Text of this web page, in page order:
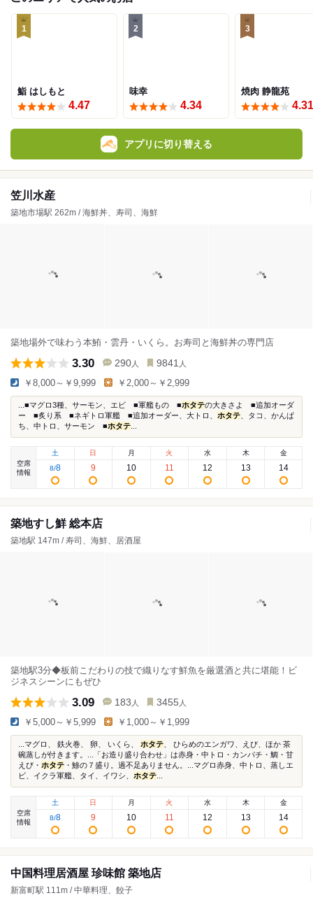
1
鮨 はしもと
4.47
2
味幸
4.34
3
焼肉 静龍苑
4.31
アプリに切り替える
笠川水産
築地市場駅 262m / 海鮮丼、寿司、海鮮
築地場外で味わう本鮪・雲丹・いくら。お寿司と海鮮丼の専門店
3.30 290 人 9841 人
￥8,000～￥9,999 ￥2,000～￥2,999
...■マグロ3種、サーモン、エビ ■軍艦もの ■ホタテの大きさよ ■追加オーダ
ー ■炙り系 ■ネギトロ軍艦 ■追加オーダー、大トロ、 ホタテ 、タコ、かんぱ
ち、中トロ、サーモン ■ホタテ
空席
情報
土
8/8
日
9
月
10
火
11
水
12
木
13
金
14
築地すし鮮 総本店
築地駅 147m / 寿司、海鮮、居酒屋
築地駅3分◆板前こだわりの技で織りなす鮮魚を厳選酒と共に堪能！ビ
ジネスシーンにもぜひ
3.09 183 人 3455 人
￥5,000～￥5,999 ￥1,000～￥1,999
...マグロ、 鉄火巻、 卵、 いくら、 ホタテ 、 ひらめのエンガワ、えび、ほか 茶
碗蒸しが付きます。...「お造り盛り合わせ」は赤身・中トロ・カンパチ・鯛・甘
えび・ ホタテ ・鯵の７盛り。過不足ありません。...マグロ赤身、中トロ、蒸しエ
ビ、イクラ軍艦、タイ、イワシ、 ホタテ
空席
情報
土
8/8
日
9
月
10
火
11
水
12
木
13
金
14
中国料理居酒屋 珍味館 築地店
新富町駅 111m / 中華料理、餃子